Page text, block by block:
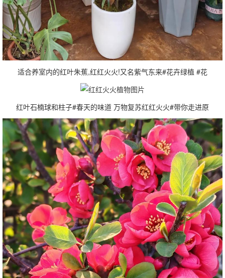
适合养室内的红叶朱蕉,红红火火!又名紫气东来#花卉绿植 #花
红叶石楠球和柱子#春天的味道 万物复苏红红火火#带你走进原